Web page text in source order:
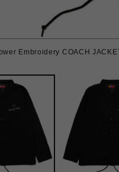
Embroidery COACH